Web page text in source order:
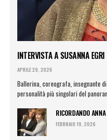
INTERVISTA A SUSANNA EGRI
APRILE 29, 2026
Ballerina, coreografa, insegnante
personalità più singolari del
RICORDANDO
FEBBRAIO 19, 2026